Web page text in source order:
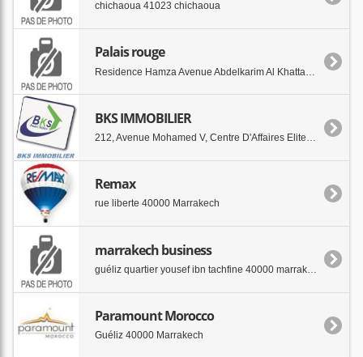
chichaoua 41023 chichaoua
Palais rouge
BKS IMMOBILIER
212, Avenue Mohamed V, Centre D'Affaires Elite-Guéliz 40000 Marrakech
Remax
rue liberte 40000 Marrakech
marrakech business
Paramount Morocco
Guéliz 40000 Marrakech